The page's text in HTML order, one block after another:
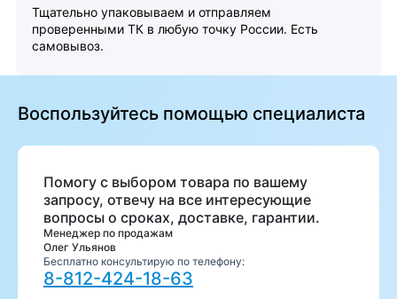
Тщательно упаковываем и отправляем
проверенными ТК в любую точку России. Есть
самовывоз.
Воспользуйтесь помощью специалиста
Помогу с выбором товара по вашему
запросу, отвечу на все интересующие
вопросы о сроках, доставке, гарантии.
Менеджер по продажам
Олег Ульянов
Бесплатно консультирую по телефону:
8-812-424-18-63